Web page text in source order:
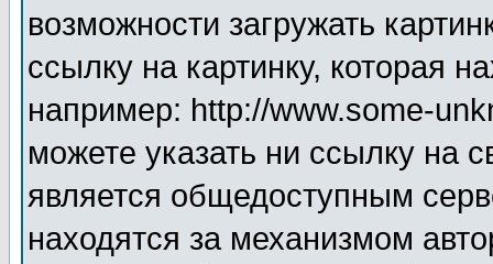
возможности загружать
ссылку на картинку, которая
например: http://www.some-
можете указать ни ссылку на
является общедоступным
находятся за механизмом